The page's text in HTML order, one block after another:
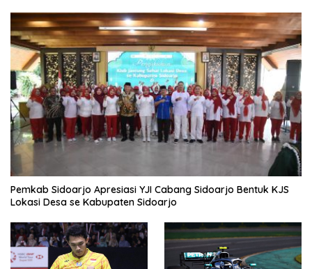
Pemkab Sidoarjo Apresiasi YJI Cabang Sidoarjo Bentuk KJS
Lokasi Desa se Kabupaten Sidoarjo